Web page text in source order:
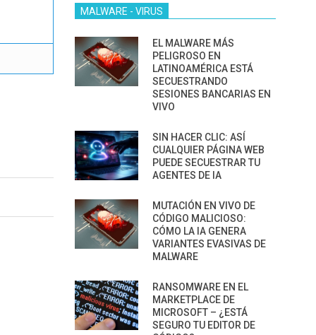
MALWARE - VIRUS
EL MALWARE MÁS
PELIGROSO EN
LATINOAMÉRICA ESTÁ
SECUESTRANDO
SESIONES BANCARIAS EN
VIVO
SIN HACER CLIC: ASÍ
CUALQUIER PÁGINA WEB
PUEDE SECUESTRAR TU
AGENTES DE IA
MUTACIÓN EN VIVO DE
CÓDIGO MALICIOSO:
CÓMO LA IA GENERA
VARIANTES EVASIVAS DE
MALWARE
RANSOMWARE EN EL
MARKETPLACE DE
MICROSOFT – ¿ESTÁ
SEGURO TU EDITOR DE